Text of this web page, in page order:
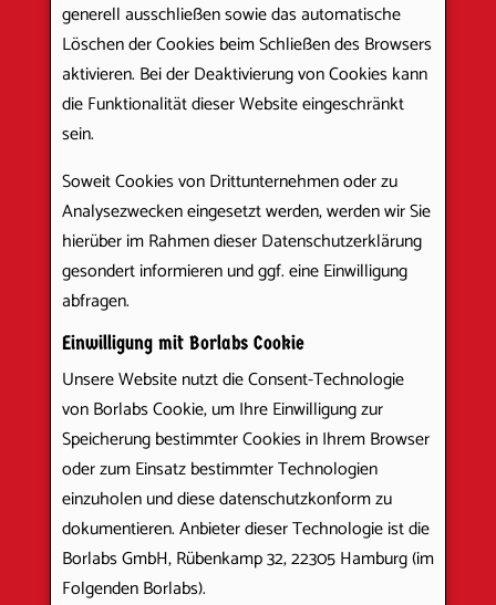
generell ausschließen sowie das automatische
Löschen der Cookies beim Schließen des Browsers
aktivieren. Bei der Deaktivierung von Cookies kann
die Funktionalität dieser Website eingeschränkt
sein.
Soweit Cookies von Drittunternehmen oder zu
Analysezwecken eingesetzt werden, werden wir Sie
hierüber im Rahmen dieser Datenschutzerklärung
gesondert informieren und ggf. eine Einwilligung
abfragen.
Einwilligung mit Borlabs Cookie
Unsere Website nutzt die Consent-Technologie
von Borlabs Cookie, um Ihre Einwilligung zur
Speicherung bestimmter Cookies in Ihrem Browser
oder zum Einsatz bestimmter Technologien
einzuholen und diese datenschutzkonform zu
dokumentieren. Anbieter dieser Technologie ist die
Borlabs GmbH, Rübenkamp 32, 22305 Hamburg (im
Folgenden Borlabs).